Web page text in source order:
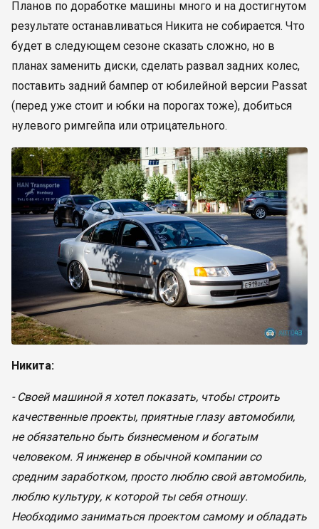
Планов по доработке машины много и на достигнутом
результате останавливаться Никита не собирается. Что
будет в следующем сезоне сказать сложно, но в
планах заменить диски, сделать развал задних колес,
поставить задний бампер от юбилейной версии Passat
(перед уже стоит и юбки на порогах тоже), добиться
нулевого римгейпа или отрицательного.
Никита:
- Своей машиной я хотел показать, чтобы строить
качественные проекты, приятные глазу автомобили,
не обязательно быть бизнесменом и богатым
человеком. Я инженер в обычной компании со
средним заработком, просто люблю свой автомобиль,
люблю культуру, к которой ты себя отношу.
Необходимо заниматься проектом самому и обладать